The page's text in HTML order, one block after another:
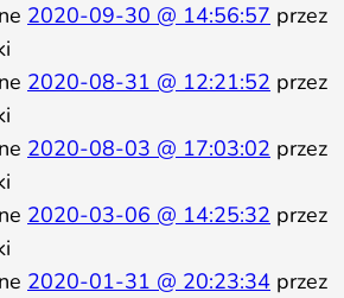
2020-09-30 @ 14:56:57 przez
2020-08-31 @ 12:21:52 przez
2020-08-03 @ 17:03:02 przez
2020-03-06 @ 14:25:32 przez
2020-01-31 @ 20:23:34 przez